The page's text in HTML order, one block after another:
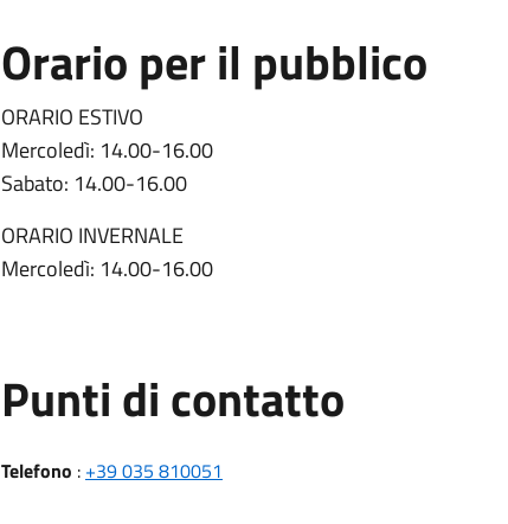
Orario per il pubblico
ORARIO ESTIVO
Mercoledì: 14.00-16.00
Sabato: 14.00-16.00
ORARIO INVERNALE
Mercoledì: 14.00-16.00
Punti di contatto
Telefono : +39 035 810051